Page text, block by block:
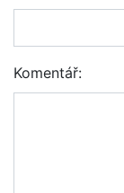
Komentář: